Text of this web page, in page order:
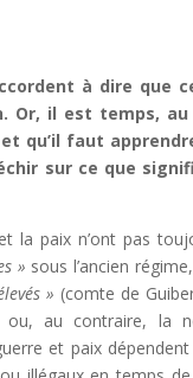
à dire que
Or, il est temps,
qu’il faut
sur ce que
la paix n’ont pas
» sous l’ancien
» (comte de
ou, au contraire, la
et paix